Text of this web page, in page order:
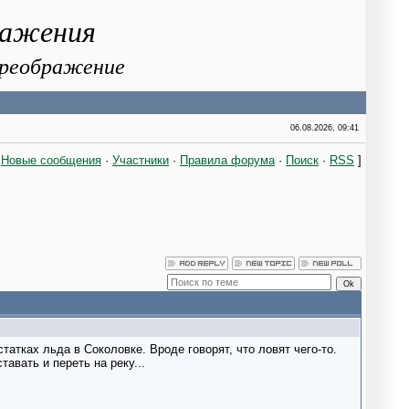
06.08.2026, 09:41
Новые сообщения · Участники · Правила форума· Поиск · RSS ]
льда в Соколовке. Вроде говорят, что ловят чего-то.
и переть на реку...